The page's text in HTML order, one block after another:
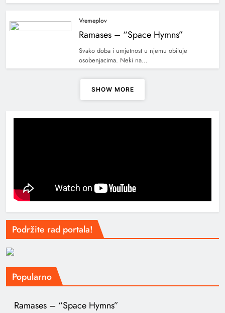
Vremeplov
Ramases – “Space Hymns”
Svako doba i umjetnost u njemu obiluje
osobenjacima. Neki na…
SHOW MORE
Podržite rad portala!
Popularno
Ramases – “Space Hymns”